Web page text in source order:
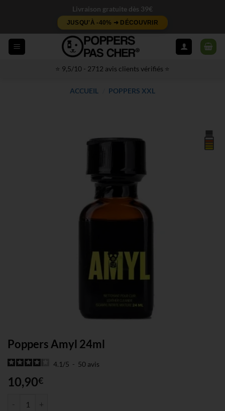
Livraison gratuite dès 39€
JUSQU'À -40% ➜ DÉCOUVRIR
⭐ 9,5/10 - 2712 avis clients vérifiés ⭐
ACCUEIL POPPERS XXL
Poppers Amyl 24ml
4.1 /5 - 50 avis
10,90€